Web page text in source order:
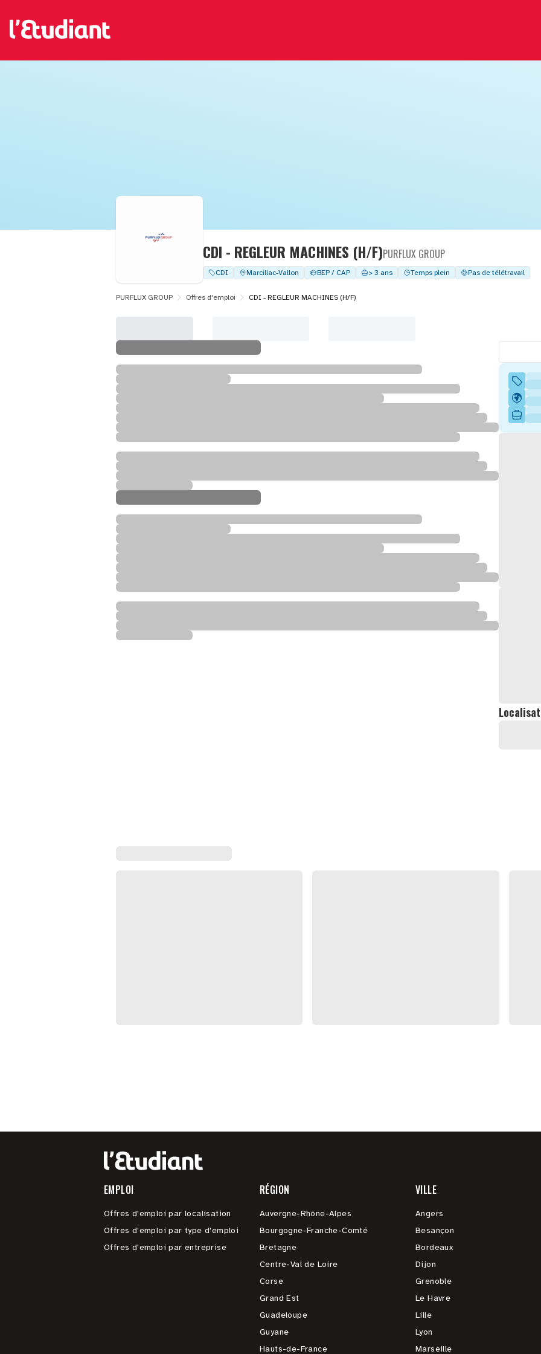
CDI - REGLEUR MACHINES (H/F)PURFLUX GROUP
CDI Marcillac-Vallon BEP / CAP > 3 ans Temps plein Pas de télétravail
PURFLUX GROUP Offres d'emploi CDI - REGLEUR MACHINES (H/F)
EMPLOI
Offres d'emploi par localisation
Offres d'emploi par type d'emploi
Offres d'emploi par entreprise
RÉGION
Auvergne-Rhône-Alpes
Bourgogne-Franche-Comté
Bretagne
Centre-Val de Loire
Corse
Grand Est
Guadeloupe
Guyane
Hauts-de-France
VILLE
Angers
Besançon
Bordeaux
Dijon
Grenoble
Le Havre
Lille
Lyon
Marseille